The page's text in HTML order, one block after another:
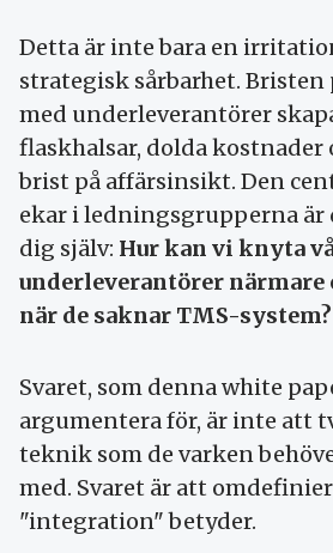
Detta är inte bara en
strategisk sårbarhet.
med underleverantörer
flaskhalsar, dolda kostnader
brist på affärsinsikt. Den
ekar i ledningsgrupperna är
dig själv: Hur kan vi knyta
underleverantörer
när de saknar TMS-system?
Svaret, som denna white
argumentera för, är inte att
teknik som de varken
med. Svaret är att
"integration" betyder.